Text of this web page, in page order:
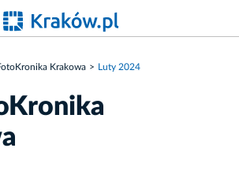
Krakowa Luty 2024